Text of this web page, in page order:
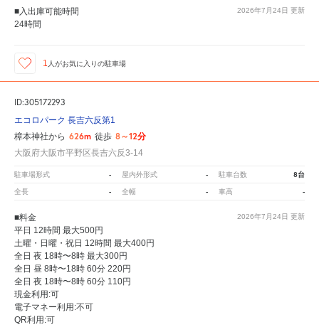
2026年7月24日 更新
■入出庫可能時間
24時間
1 人がお気に入りの駐車場
ID:305172293
エコロパーク 長吉六反第1
樟本神社から 626m 徒歩 8～12分
大阪府大阪市平野区長吉六反3-14
駐車場形式 - 屋内外形式 - 駐車台数 8台
全長 - 全幅 - 車高 -
2026年7月24日 更新
■料金
平日 12時間 最大500円
土曜・日曜・祝日 12時間 最大400円
全日 夜 18時〜8時 最大300円
全日 昼 8時〜18時 60分 220円
全日 夜 18時〜8時 60分 110円
現金利用:可
電子マネー利用:不可
QR利用:可